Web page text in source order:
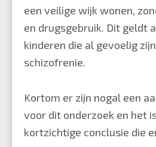
een veilige wijk wonen,
en drugsgebruik. Dit geldt
kinderen die al gevoelig
schizofrenie.
Kortom er zijn nogal een
voor dit onderzoek en het
kortzichtige conclusie die